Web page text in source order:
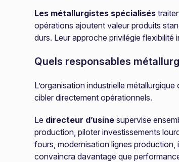
Les métallurgistes spécialisés
opérations ajoutent valeur produits
durs. Leur approche privilégie
Quels responsables
L’organisation industrielle
cibler directement opérationnels.
Le directeur d’usine supervise
production, piloter investissements
fours, modernisation lignes
convaincra davantage que